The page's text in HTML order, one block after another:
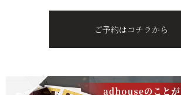
ご予約はコチラから